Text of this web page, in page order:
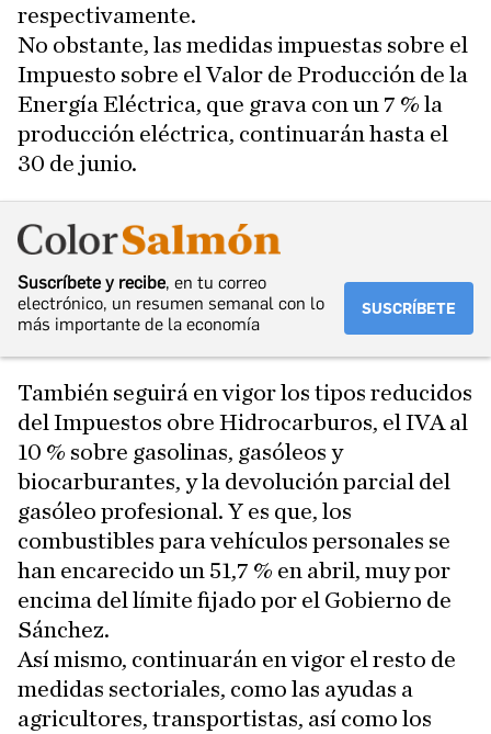
respectivamente.
No obstante, las medidas impuestas sobre el
Impuesto sobre el Valor de Producción de la
Energía Eléctrica, que grava con un 7 % la
producción eléctrica, continuarán hasta el
30 de junio.
Suscríbete y recibe, en tu correo
electrónico, un resumen semanal con lo
más importante de la economía
SUSCRÍBETE
También seguirá en vigor los tipos reducidos
del Impuestos obre Hidrocarburos, el IVA al
10 % sobre gasolinas, gasóleos y
biocarburantes, y la devolución parcial del
gasóleo profesional. Y es que, los
combustibles para vehículos personales se
han encarecido un 51,7 % en abril, muy por
encima del límite fijado por el Gobierno de
Sánchez.
Así mismo, continuarán en vigor el resto de
medidas sectoriales, como las ayudas a
agricultores, transportistas, así como los